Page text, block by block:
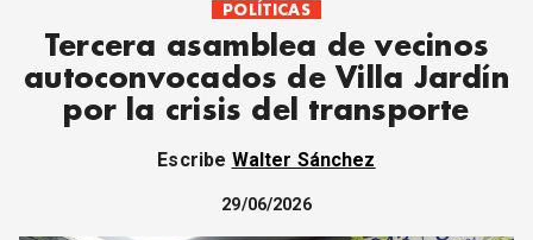
POLÍTICAS
INTERNACIONALES
MOVIMIENTO OBRERO
MUJER
SOCIEDAD Y CULTURA
JUVENTUD
CORREO DE LECTORES
POLÍTICAS
Tercera asamblea de vecinos
autoconvocados de Villa Jardín
por la crisis del transporte
Escribe Walter Sánchez
29/06/2026